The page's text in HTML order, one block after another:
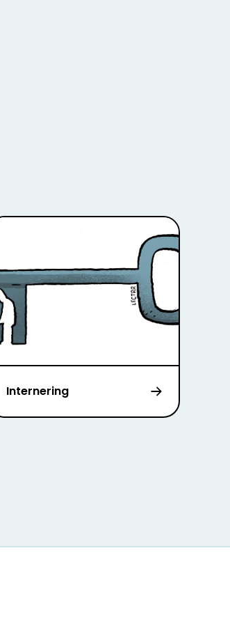
Internering